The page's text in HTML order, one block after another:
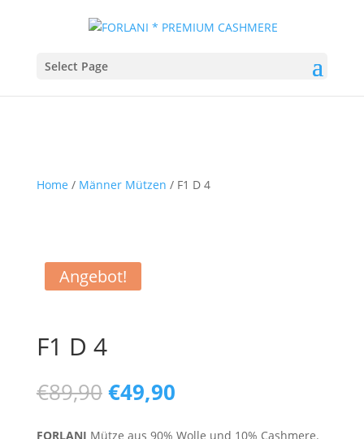
Select Page
Home / Männer Mützen / F1 D 4
Angebot!
F1 D 4
€89,90 Ursprünglicher
Preis
war:
€49,90Aktueller
ist:
FORLANI Mütze aus 90% Wolle und 10% Cashmere.